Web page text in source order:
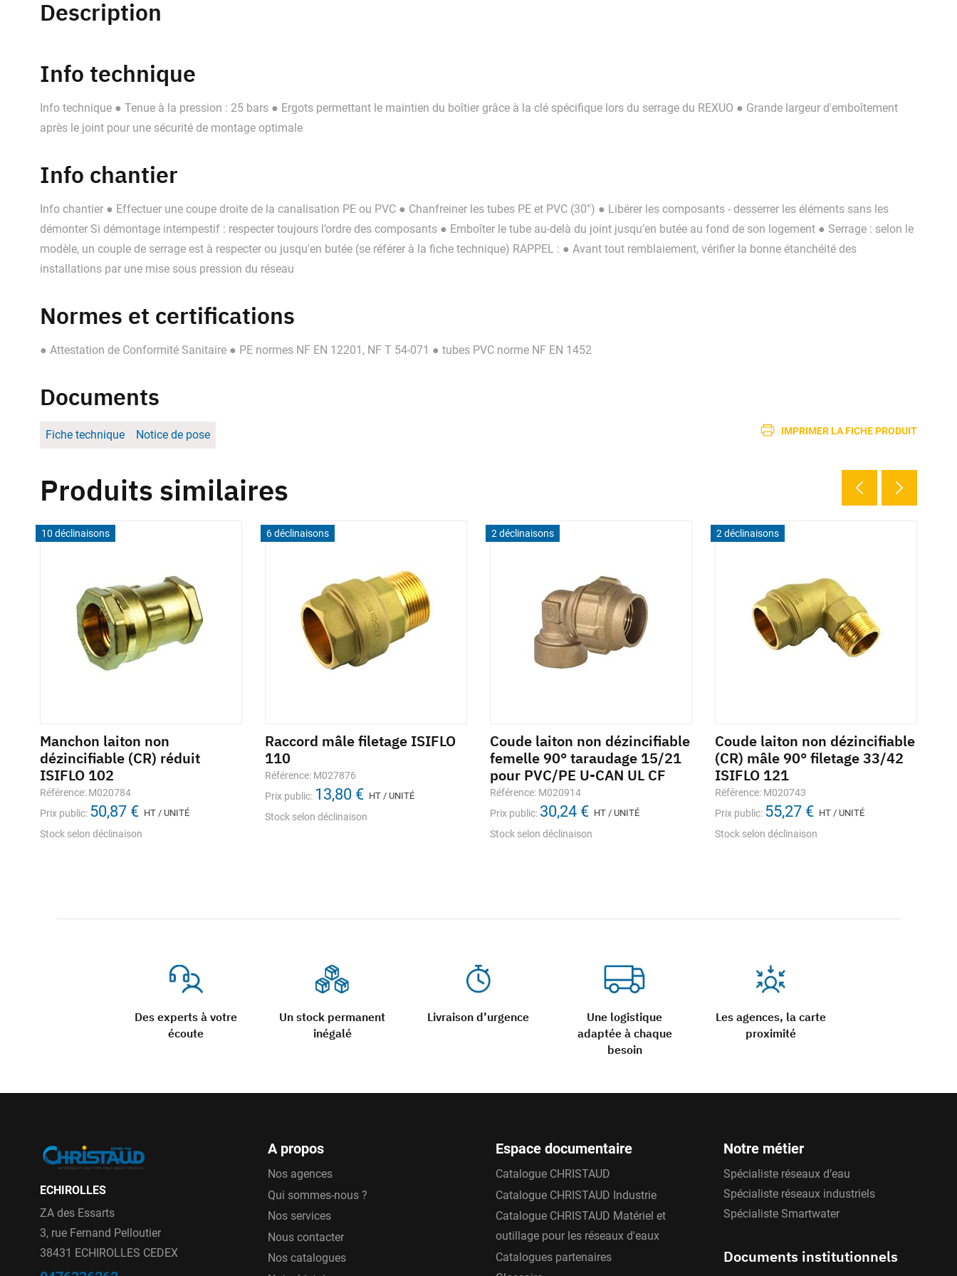
Description
Info technique
Info technique ● Tenue à la pression : 25 bars ● Ergots permettant le maintien du boîtier grâce à la clé spécifique lors du serrage du REXUO ● Grande largeur d'emboîtement
après le joint pour une sécurité de montage optimale
Info chantier
Info chantier ● Effectuer une coupe droite de la canalisation PE ou PVC ● Chanfreiner les tubes PE et PVC (30°) ● Libérer les composants - desserrer les éléments sans les
démonter Si démontage intempestif : respecter toujours l’ordre des composants ● Emboîter le tube au-delà du joint jusqu’en butée au fond de son logement ● Serrage : selon le
modèle, un couple de serrage est à respecter ou jusqu'en butée (se référer à la fiche technique) RAPPEL : ● Avant tout remblaiement, vérifier la bonne étanchéité des
installations par une mise sous pression du réseau
Normes et certifications
● Attestation de Conformité Sanitaire ● PE normes NF EN 12201, NF T 54-071 ● tubes PVC norme NF EN 1452
Documents
Fiche technique Notice de pose IMPRIMER LA FICHE PRODUIT
Des experts à votre
écoute
Un stock permanent
inégalé
Livraison d’urgence
Une logistique
adaptée à chaque
besoin
Les agences, la carte
proximité
Produits similaires
10 déclinaisons
Manchon laiton non
dézincifiable (CR) réduit
ISIFLO 102
Référence: M020784
Prix public: 50,87 € HT / UNITÉ
Stock selon déclinaison
6 déclinaisons
Raccord mâle filetage ISIFLO
110
Référence: M027876
Prix public: 13,80 € HT / UNITÉ
Stock selon déclinaison
2 déclinaisons
Coude laiton non dézincifiable
femelle 90° taraudage 15/21
pour PVC/PE U-CAN UL CF
Référence: M020914
Prix public: 30,24 € HT / UNITÉ
Stock selon déclinaison
2 déclinaisons
Coude laiton non dézincifiable
(CR) mâle 90° filetage 33/42
ISIFLO 121
Référence: M020743
Prix public: 55,27 € HT / UNITÉ
Stock selon déclinaison
ECHIROLLES
ZA des Essarts
3, rue Fernand Pelloutier
38431 ECHIROLLES CEDEX
A propos
Nos agences
Qui sommes-nous ?
Nos services
Nous contacter
Nos catalogues
Espace documentaire
Catalogue CHRISTAUD
Catalogue CHRISTAUD Industrie
Catalogue CHRISTAUD Matériel et
outillage pour les réseaux d'eaux
Catalogues partenaires
Notre métier
Spécialiste réseaux d’eau
Spécialiste réseaux industriels
Spécialiste Smartwater
Documents institutionnels